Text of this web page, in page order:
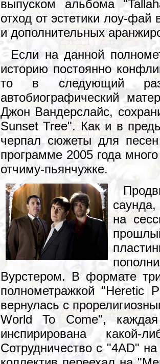
выпуском альбома
отход от эстетики лоу-фай
и дополнительных
Если на данной
историю постоянно
то в следующий раз
автобиографический
Джон Вандерслайс,
Sunset Tree". Как и в
черпал сюжеты для
программе 2005 года
отчиму-пьянчужке.
саунда,
на
Вурстером. В формате
полнометражкой "Heretic
вернулась с
World To Come",
инспирирована
Сотрудничество с "4AD"